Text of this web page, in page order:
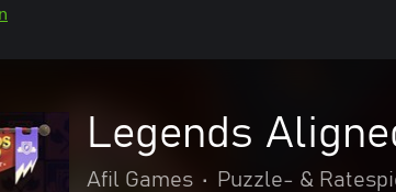
Legends
Afil Games • Puzzle- &